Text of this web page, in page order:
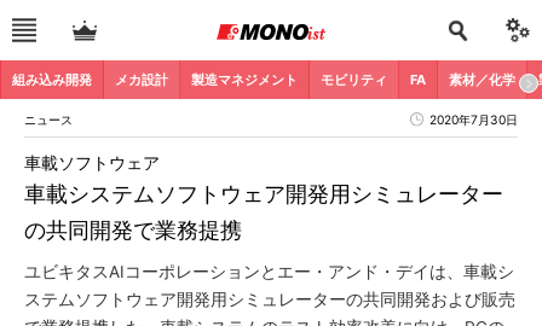
組み込み開発 メカ設計 製造マネジメント モビリティ FA 素材／化学
ニュース 2020年7月30日
車載システムソフトウェア開発用シミュレーター
の共同開発で業務提携
車載ソフトウェア
ユビキタスAIコーポレーションとエー・アンド・デイは、車載シ
ステムソフトウェア開発用シミュレーターの共同開発および販売